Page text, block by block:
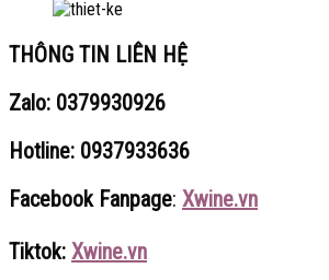
THÔNG TIN LIÊN HỆ
Zalo: 0379930926
Hotline: 0937933636
Facebook Fanpage: Xwine.vn
Tiktok: Xwine.vn